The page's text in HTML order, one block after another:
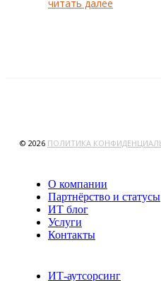
читать далее
© 2026 ПОЛИТИКА
О компании
Партнёрство и статусы
ИТ блог
Услуги
Контакты
ИТ-аутсорсинг